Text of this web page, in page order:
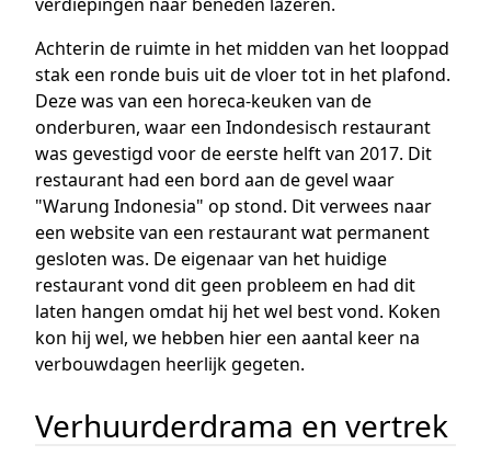
verdiepingen naar beneden lazeren.
Achterin de ruimte in het midden van het looppad
stak een ronde buis uit de vloer tot in het plafond.
Deze was van een horeca-keuken van de
onderburen, waar een Indondesisch restaurant
was gevestigd voor de eerste helft van 2017. Dit
restaurant had een bord aan de gevel waar
"Warung Indonesia" op stond. Dit verwees naar
een website van een restaurant wat permanent
gesloten was. De eigenaar van het huidige
restaurant vond dit geen probleem en had dit
laten hangen omdat hij het wel best vond. Koken
kon hij wel, we hebben hier een aantal keer na
verbouwdagen heerlijk gegeten.
Verhuurderdrama en vertrek